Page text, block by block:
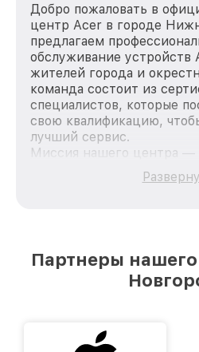
Добро пожаловать в
центр Acer в городе
предлагаем
обслуживание устройств
жителей города и
команда состоит из
специалистов, которые
свою квалификацию,
лучший сервис.
Миссия нашего центра —
качественный и
каждого пользователя
лучшим сервисным
Нижнем Новгороде,
Партнеры